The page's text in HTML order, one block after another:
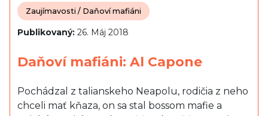
Zaujímavosti / Daňoví mafiáni
Publikovaný: 26. Máj 2018
Daňoví mafiáni: Al Capone
Pochádzal z talianskeho Neapolu, rodičia z neho
chceli mať kňaza, on sa stal bossom mafie a